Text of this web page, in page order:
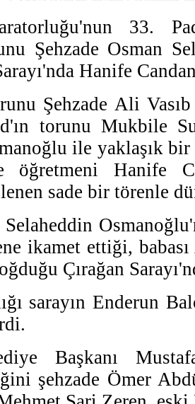
33.
Şehzade Osman
Hanife
Şehzade Ali
torunu Mukbile
ile yaklaşık bir
öğretmeni Hanife
sade bir törenle
ikamet ettiği,
Çırağan
sarayın Enderun
Başkanı
şehzade Ömer